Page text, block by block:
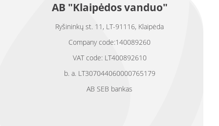
AB "Klaipėdos vanduo"
Ryšininkų st. 11, LT-91116, Klaipėda
Company code:140089260
VAT code: LT400892610
b. a. LT307044060000765179
AB SEB bankas